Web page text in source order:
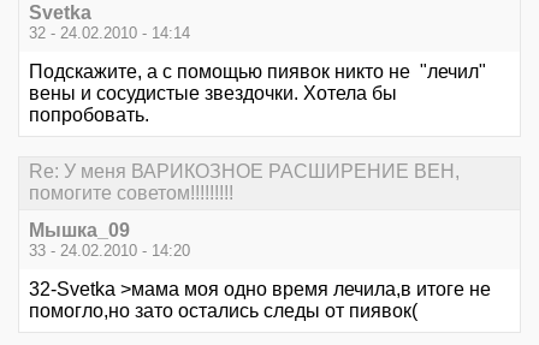
Svetka
32 - 24.02.2010 - 14:14
Подскажите, а с помощью пиявок никто не "лечил"
вены и сосудистые звездочки. Хотела бы
попробовать.
Re: У меня ВАРИКОЗНОЕ РАСШИРЕНИЕ ВЕН,
помогите советом!!!!!!!!!
Мышка_09
33 - 24.02.2010 - 14:20
32-Svetka >мама моя одно время лечила,в итоге не
помогло,но зато остались следы от пиявок(